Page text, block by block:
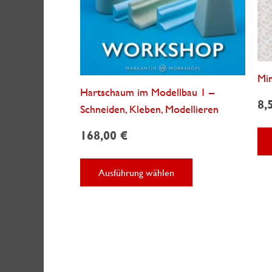
Hartschaum im Modellbau 1 –
Schneiden, Kleben, Modellieren
168,00 €
Ausführung wählen
Dieses